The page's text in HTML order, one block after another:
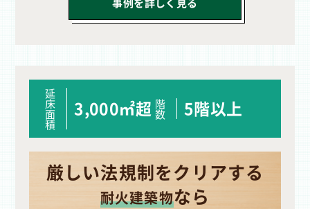
延
床
面
積
3,000㎡超 階
数 5階以上
厳しい法規制をクリアする
耐火建築物なら